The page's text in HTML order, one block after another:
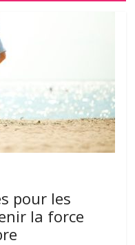
pour les
la force